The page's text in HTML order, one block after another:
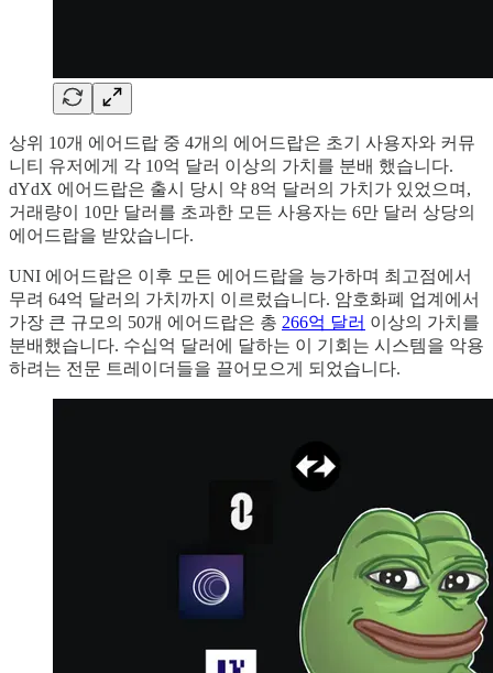
상위 10개 에어드랍 중 4개의 에어드랍은 초기 사용자와 커뮤
니티 유저에게 각 10억 달러 이상의 가치를 분배 했습니다.
dYdX 에어드랍은 출시 당시 약 8억 달러의 가치가 있었으며,
거래량이 10만 달러를 초과한 모든 사용자는 6만 달러 상당의
에어드랍을 받았습니다.
UNI 에어드랍은 이후 모든 에어드랍을 능가하며 최고점에서
무려 64억 달러의 가치까지 이르렀습니다. 암호화폐 업계에서
가장 큰 규모의 50개 에어드랍은 총 266억 달러 이상의 가치를
분배했습니다. 수십억 달러에 달하는 이 기회는 시스템을 악용
하려는 전문 트레이더들을 끌어모으게 되었습니다.